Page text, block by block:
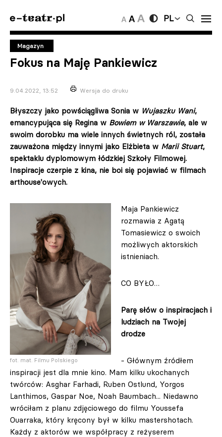
PL
Magazyn
Fokus na Maję Pankiewicz
9.04.2022, 13:52 Wersja do druku
Błyszczy jako powściągliwa Sonia w Wujaszku Wani,
emancypująca się Regina w Bowiem w Warszawie, ale w
swoim dorobku ma wiele innych świetnych ról, została
zauważona między innymi jako Elżbieta w Marii Stuart,
spektaklu dyplomowym łódzkiej Szkoły Filmowej.
Inspiracje czerpie z kina, nie boi się pojawiać w filmach
arthouse'owych.
fot. mat. Filmu Polskiego
Maja Pankiewicz
rozmawia z Agatą
Tomasiewicz o swoich
możliwych aktorskich
istnieniach.
CO BYŁO…
Parę słów o inspiracjach i
ludziach na Twojej
drodze
- Głównym źródłem
inspiracji jest dla mnie kino. Mam kilku ukochanych
twórców: Asghar Farhadi, Ruben Ostlund, Yorgos
Lanthimos, Gaspar Noe, Noah Baumbach... Niedawno
wróciłam z planu zdjęciowego do filmu Youssefa
Ouarraka, który kręcony był w kilku mastershotach.
Każdy z aktorów we współpracy z reżyserem